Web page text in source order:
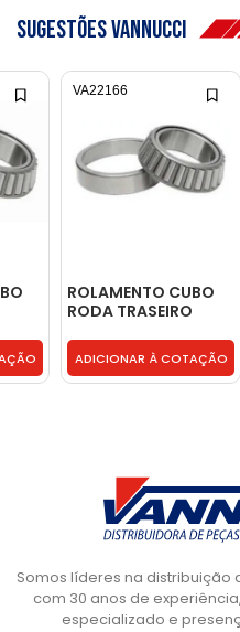
Sugestões Vannucci
ROLAMENTO CUBO
RODA TRASEIRO
0039818605
ADICIONAR À COTAÇÃO
VA22166
Somos líderes na
com 30 anos de
especializado e